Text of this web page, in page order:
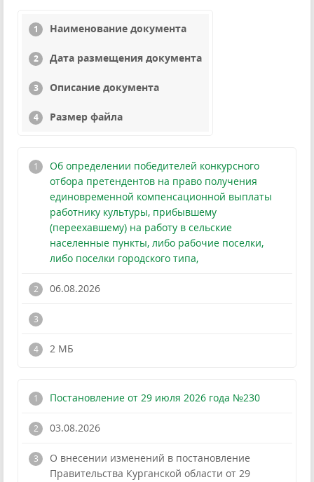
Наименование документа
Дата размещения документа
Описание документа
Размер файла
Об определении победителей конкурсного
отбора претендентов на право получения
единовременной компенсационной выплаты
работнику культуры, прибывшему
(переехавшему) на работу в сельские
населенные пункты, либо рабочие поселки,
либо поселки городского типа,
06.08.2026
2 МБ
Постановление от 29 июля 2026 года №230
03.08.2026
О внесении изменений в постановление
Правительства Курганской области от 29